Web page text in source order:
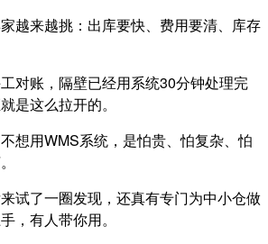
越来越挑：出库要快、费用要清、库存
对账，隔壁已经用系统30分钟处理完
是这么拉开的。
想用WMS系统，是怕贵、怕复杂、怕
试了一圈发现，还真有专门为中小仓做
，有人带你用。